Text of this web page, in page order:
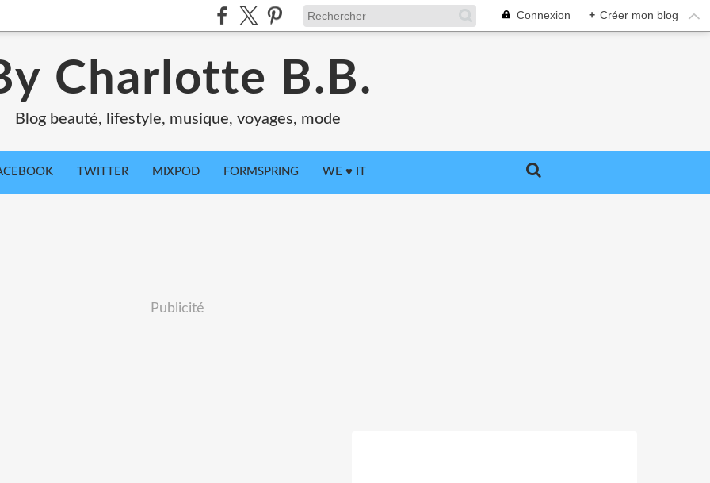
Connexion + Créer mon blog
Charlotte B.B.
Blog beauté, lifestyle, musique, voyages, mode
TWITTER MIXPOD FORMSPRING WE ♥ IT
Publicité